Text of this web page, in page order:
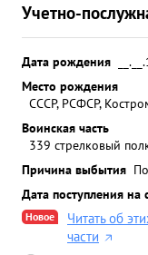
Учетно-
Дата рождения
Место рождения
СССР, РСФСР,
Воинская часть
339 стрелковый
Причина выбытия
Дата поступления на
Новое
Читать об
части